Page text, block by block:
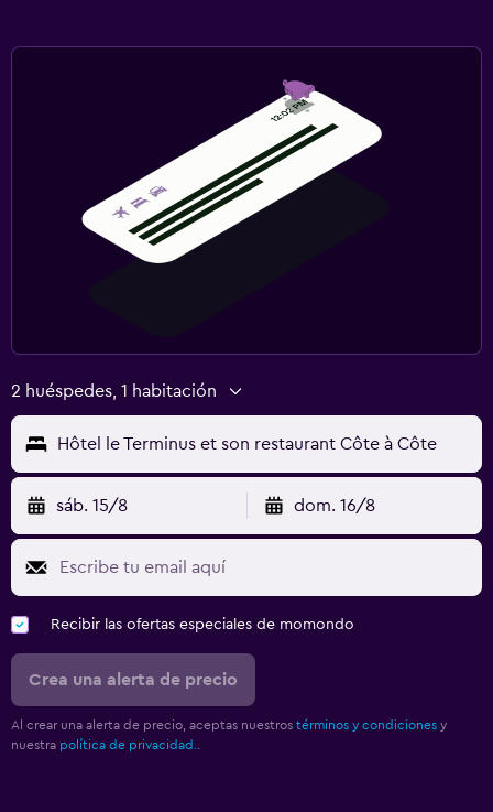
2 huéspedes, 1 habitación
Hôtel le Terminus et son restaurant Côte à Côte
sáb. 15/8 dom. 16/8
Recibir las ofertas especiales de momondo
Crea una alerta de precio
Al crear una alerta de precio, aceptas nuestros términos y condiciones y
nuestra política de privacidad.